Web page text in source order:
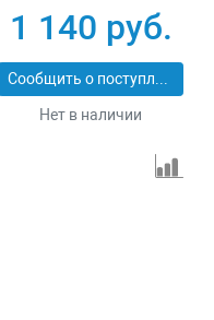
ЭКСПЕРТ 21553-H4
1 140 руб.
Сообщить о поступлении
Нет в наличии